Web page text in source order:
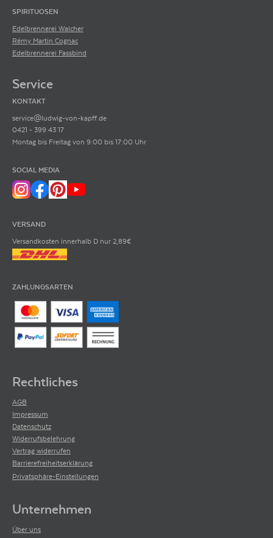
SPIRITUOSEN
Edelbrennerei Walcher
Rémy Martin Cognac
Edelbrennerei Fassbind
Service
KONTAKT
service@ludwig-von-kapff.de
0421 - 399 43 17
Montag bis Freitag von 9:00 bis 17:00 Uhr
SOCIAL MEDIA
VERSAND
Versandkosten innerhalb D nur 2,89€
ZAHLUNGSARTEN
Rechtliches
AGB
Impressum
Datenschutz
Widerrufsbelehrung
Vertrag widerrufen
Barrierefreiheitserklärung
Privatsphäre-Einstellungen
Unternehmen
Über uns